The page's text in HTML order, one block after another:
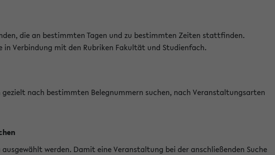
die an bestimmten Tagen und zu bestimmten Zeiten stattfinden.
in Verbindung mit den Rubriken Fakultät und Studienfach.
gezielt nach bestimmten Belegnummern suchen, nach Veranstaltungsarten
werden. Damit eine Veranstaltung bei der anschließenden Suche